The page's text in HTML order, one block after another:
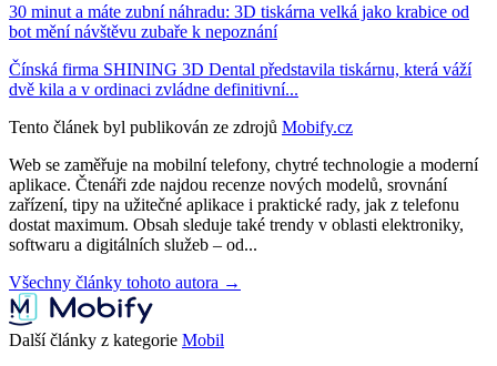
30 minut a máte zubní náhradu: 3D tiskárna velká jako krabice od
bot mění návštěvu zubaře k nepoznání
Čínská firma SHINING 3D Dental představila tiskárnu, která váží
dvě kila a v ordinaci zvládne definitivní...
Tento článek byl publikován ze zdrojů Mobify.cz
Web se zaměřuje na mobilní telefony, chytré technologie a moderní
aplikace. Čtenáři zde najdou recenze nových modelů, srovnání
zařízení, tipy na užitečné aplikace i praktické rady, jak z telefonu
dostat maximum. Obsah sleduje také trendy v oblasti elektroniky,
softwaru a digitálních služeb – od...
Všechny články tohoto autora →
Další články z kategorie Mobil